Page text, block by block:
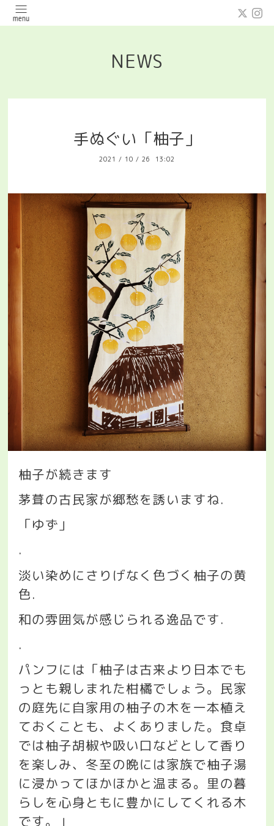
NEWS
手ぬぐい「柚子」
2021 / 10 / 26 13:02
柚子が続きます
茅葺の古民家が郷愁を誘いますね.
「ゆず」
.
淡い染めにさりげなく色づく柚子の黄
色.
和の雰囲気が感じられる逸品です.
.
パンフには「柚子は古来より日本でも
っとも親しまれた柑橘でしょう。民家
の庭先に自家用の柚子の木を一本植え
ておくことも、よくありました。食卓
では柚子胡椒や吸い口などとして香り
を楽しみ、冬至の晩には家族で柚子湯
に浸かってほかほかと温まる。里の暮
らしを心身ともに豊かにしてくれる木
です。」